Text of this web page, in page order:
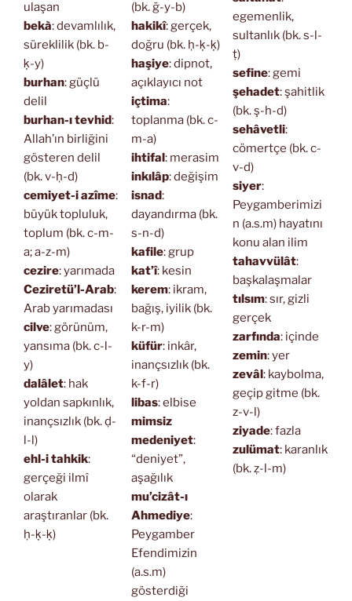
ulaşan
bekà: devamlılık,
süreklilik (bk. b-
ḳ-y)
burhan: güçlü
delil
burhan-ı tevhid:
Allah’ın birliğini
gösteren delil
(bk. v-ḥ-d)
cemiyet-i azîme:
büyük topluluk,
toplum (bk. c-m-
a; a-z-m)
cezire: yarımada
Ceziretü’l-Arab:
Arab yarımadası
cilve: görünüm,
yansıma (bk. c-l-
y)
dalâlet: hak
yoldan sapkınlık,
inançsızlık (bk. ḍ-
l-l)
ehl-i tahkik:
gerçeği ilmî
olarak
araştıranlar (bk.
ḥ-ḳ-ḳ)
(bk. ğ-y-b)
hakikî: gerçek,
doğru (bk. ḥ-ḳ-ḳ)
haşiye: dipnot,
açıklayıcı not
içtima:
toplanma (bk. c-
m-a)
ihtifal: merasim
inkılâp: değişim
isnad:
dayandırma (bk.
s-n-d)
kafile: grup
kat’î: kesin
kerem: ikram,
bağış, iyilik (bk.
k-r-m)
küfür: inkâr,
inançsızlık (bk.
k-f-r)
libas: elbise
mimsiz
medeniyet:
“deniyet”,
aşağılık
mu’cizât-ı
Ahmediye:
Peygamber
Efendimizin
(a.s.m)
gösterdiği
egemenlik,
sultanlık (bk. s-l-
ṭ)
sefine: gemi
şehadet: şahitlik
(bk. ş-h-d)
sehâvetli:
cömertçe (bk. c-
v-d)
siyer:
Peygamberimizi
n (a.s.m) hayatını
konu alan ilim
tahavvülât:
başkalaşmalar
tılsım: sır, gizli
gerçek
zarfında: içinde
zemin: yer
zevâl: kaybolma,
geçip gitme (bk.
z-v-l)
ziyade: fazla
zulümat: karanlık
(bk. ẓ-l-m)